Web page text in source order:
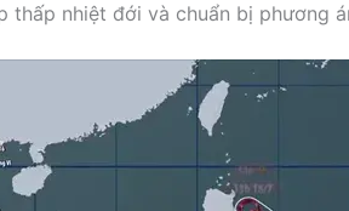
thấp nhiệt đới và chuẩn bị phương